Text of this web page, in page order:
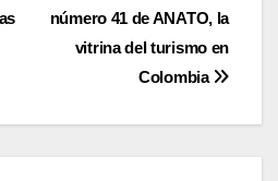
número 41 de ANATO, la
vitrina del turismo en
Colombia